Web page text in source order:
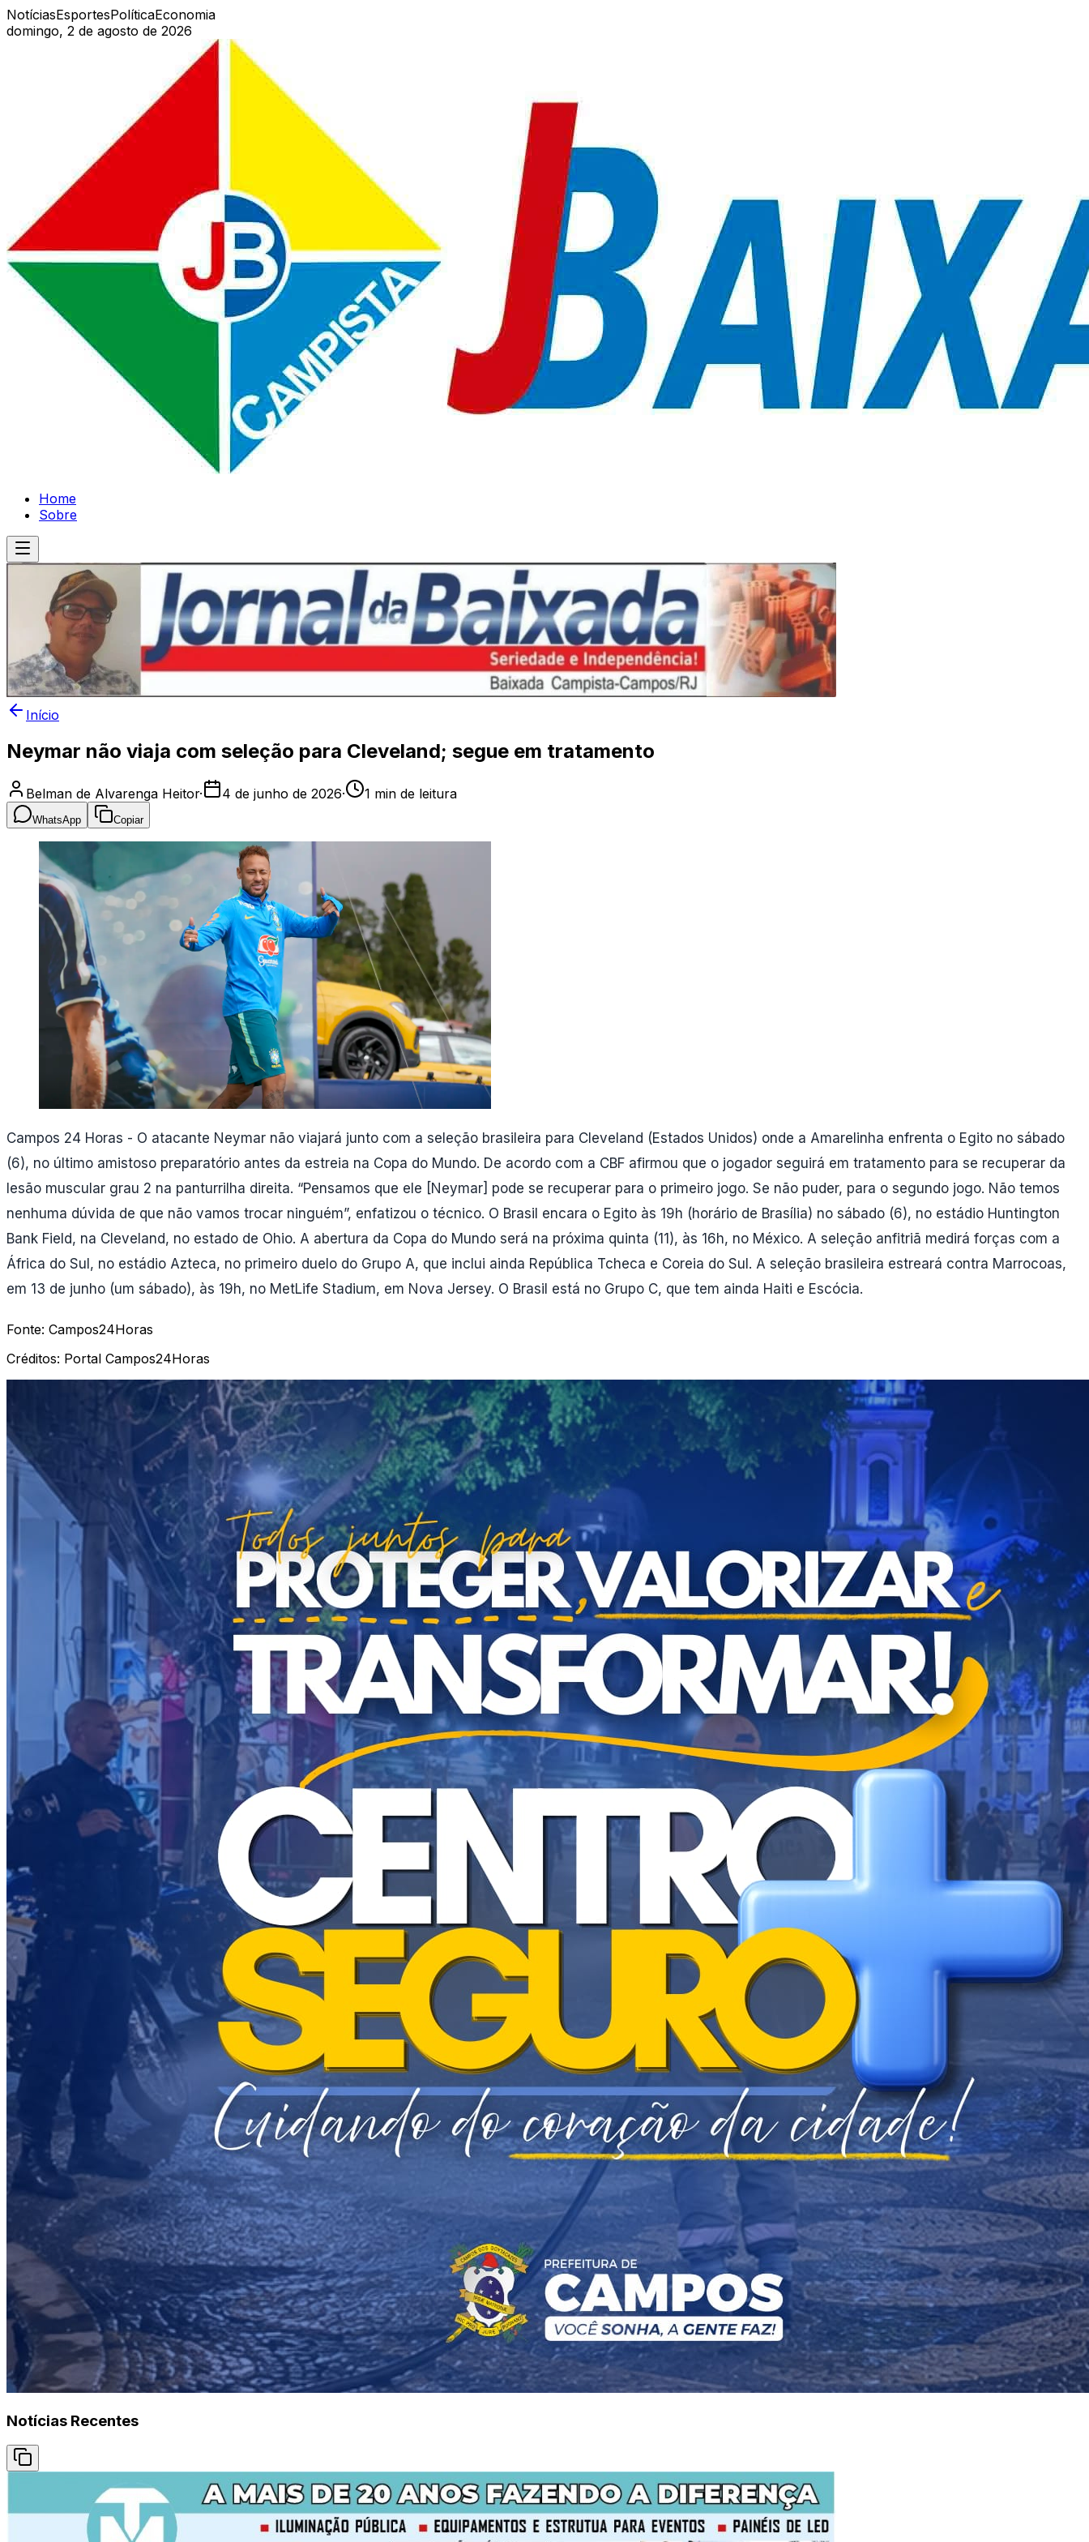
NotíciasEsportesPolíticaEconomia
domingo, 2 de agosto de 2026
Home
Sobre
Início
Neymar não viaja com seleção para Cleveland; segue em tratamento
Belman de Alvarenga Heitor· 4 de junho de 2026· 1 min de leitura
WhatsApp Copiar
Campos 24 Horas - O atacante Neymar não viajará junto com a seleção brasileira para Cleveland (Estados Unidos) onde a Amarelinha enfrenta o Egito no sábado
(6), no último amistoso preparatório antes da estreia na Copa do Mundo. De acordo com a CBF afirmou que o jogador seguirá em tratamento para se recuperar da
lesão muscular grau 2 na panturrilha direita. “Pensamos que ele [Neymar] pode se recuperar para o primeiro jogo. Se não puder, para o segundo jogo. Não temos
nenhuma dúvida de que não vamos trocar ninguém”, enfatizou o técnico. O Brasil encara o Egito às 19h (horário de Brasília) no sábado (6), no estádio Huntington
Bank Field, na Cleveland, no estado de Ohio. A abertura da Copa do Mundo será na próxima quinta (11), às 16h, no México. A seleção anfitriã medirá forças com a
África do Sul, no estádio Azteca, no primeiro duelo do Grupo A, que inclui ainda República Tcheca e Coreia do Sul. A seleção brasileira estreará contra Marrocoas,
em 13 de junho (um sábado), às 19h, no MetLife Stadium, em Nova Jersey. O Brasil está no Grupo C, que tem ainda Haiti e Escócia.
Fonte: Campos24Horas
Créditos: Portal Campos24Horas
Notícias Recentes